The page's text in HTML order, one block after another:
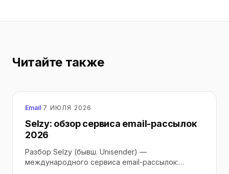
Читайте также
Email· 7 ИЮЛЯ 2026
Selzy: обзор сервиса email-рассылок
2026
Разбор Selzy (бывш. Unisender) —
международного сервиса email-рассылок: